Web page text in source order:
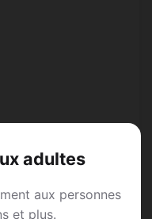
adultes
aux personnes
et plus.